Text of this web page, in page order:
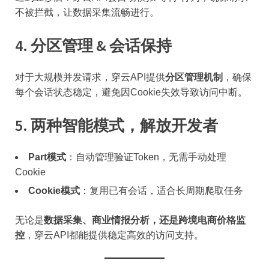
不被拦截，让数据采集流畅进行。
4. 分区管理 & 会话保持
对于大规模并发请求，穿云API提供分区管理机制 ，确保
每个会话状态稳定，避免因Cookie失效导致访问中断。
5. 两种智能模式，解放开发者
Part模式 ：自动管理验证Token，无需手动处理
Cookie
Cookie模式 ：复用已有会话，适合长周期爬取任务
无论是数据采集、商业情报分析，还是跨境电商价格监
控 ，穿云API都能提供稳定高效的访问支持。